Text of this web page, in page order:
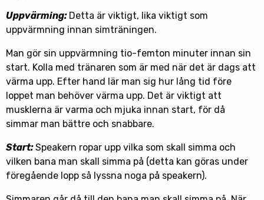
Uppvärming: Detta är viktigt, lika viktigt som
uppvärmning innan simträningen.
Man gör sin uppvärmning tio-femton minuter innan sin
start. Kolla med tränaren som är med när det är dags att
värma upp. Efter hand lär man sig hur lång tid före
loppet man behöver värma upp. Det är viktigt att
musklerna är varma och mjuka innan start, för då
simmar man bättre och snabbare.
Start:Speakern ropar upp vilka som skall simma och
vilken bana man skall simma på (detta kan göras under
föregående lopp så lyssna noga på speakern).